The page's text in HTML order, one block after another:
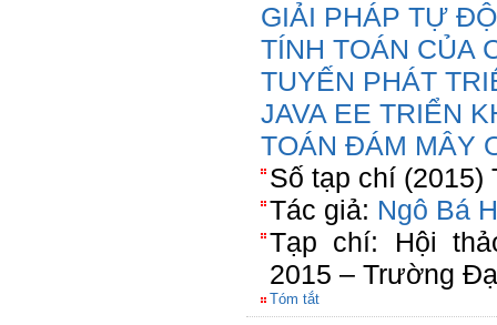
GIẢI PHÁP TỰ
TÍNH TOÁN CỦA
TUYẾN PHÁT
JAVA EE TRIỂN
TOÁN ĐÁM MÂY
Số tạp chí (2015)
Tác giả: Ngô Bá
Tạp chí: Hội
2015 – Trường
Tóm tắt